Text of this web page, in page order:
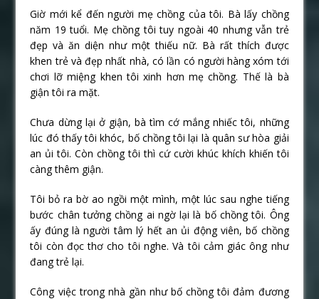
Giờ mới kể đến người mẹ chồng của tôi. Bà lấy chồng
năm 19 tuổi. Mẹ chồng tôi tuy ngoài 40 nhưng vẫn trẻ
đẹp và ăn diện như một thiếu nữ. Bà rất thích được
khen trẻ và đẹp nhất nhà, có lần có người hàng xóm tới
chơi lỡ miệng khen tôi xinh hơn mẹ chồng. Thế là bà
giận tôi ra mặt.
Chưa dừng lại ở giận, bà tìm cớ mắng nhiếc tôi, những
lúc đó thấy tôi khóc, bố chồng tôi lại là quân sư hòa giải
an ủi tôi. Còn chồng tôi thì cứ cười khúc khích khiến tôi
càng thêm giận.
Tôi bỏ ra bờ ao ngồi một mình, một lúc sau nghe tiếng
bước chân tưởng chồng ai ngờ lại là bố chồng tôi. Ông
ấy đúng là người tâm lý hết an ủi động viên, bố chồng
tôi còn đọc thơ cho tôi nghe. Và tôi cảm giác ông như
đang trẻ lại.
Công việc trong nhà gần như bố chồng tôi đảm đương